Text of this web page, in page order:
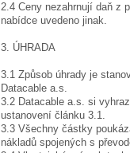
2.4 Ceny nezahrnují daň z
nabídce uvedeno jinak.
3. ÚHRADA
3.1 Způsob úhrady je
Datacable a.s.
3.2 Datacable a.s. si
ustanovení článku 3.1.
3.3 Všechny částky
nákladů spojených s